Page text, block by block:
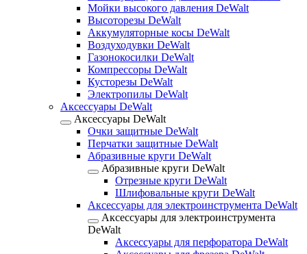
Мойки высокого давления DeWalt
Высоторезы DeWalt
Аккумуляторные косы DeWalt
Воздуходувки DeWalt
Газонокосилки DeWalt
Компрессоры DeWalt
Кусторезы DeWalt
Электропилы DeWalt
Аксессуары DeWalt
Аксессуары DeWalt
Очки защитные DeWalt
Перчатки защитные DeWalt
Абразивные круги DeWalt
Абразивные круги DeWalt
Отрезные круги DeWalt
Шлифовальные круги DeWalt
Аксессуары для электроинструмента DeWalt
Аксессуары для электроинструмента
DeWalt
Аксессуары для перфоратора DeWalt